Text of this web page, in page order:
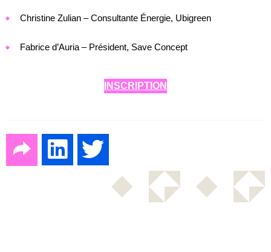
Christine Zulian – Consultante Énergie, Ubigreen
Fabrice d’Auria – Président, Save Concept
INSCRIPTION